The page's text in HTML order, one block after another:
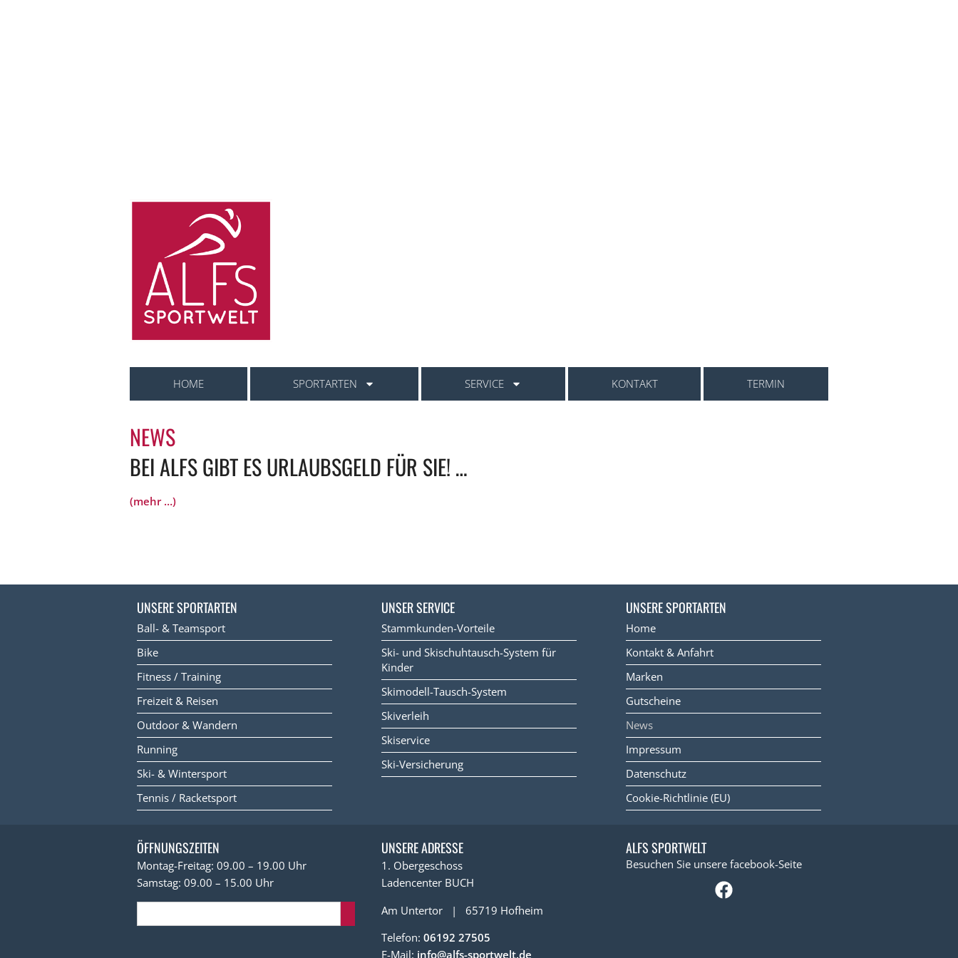
HOME SPORTARTEN SERVICE KONTAKT TERMIN
NEWS
BEI ALFS GIBT ES URLAUBSGELD FÜR SIE! …
(mehr …)
UNSERE SPORTARTEN
Ball- & Teamsport
Bike
Fitness / Training
Freizeit & Reisen
Outdoor & Wandern
Running
Ski- & Wintersport
Tennis / Racketsport
UNSER SERVICE
Stammkunden-Vorteile
Ski- und Skischuhtausch-System für
Kinder
Skimodell-Tausch-System
Skiverleih
Skiservice
Ski-Versicherung
UNSERE SPORTARTEN
Home
Kontakt & Anfahrt
Marken
Gutscheine
News
Impressum
Datenschutz
Cookie-Richtlinie (EU)
ÖFFNUNGSZEITEN
Montag-Freitag: 09.00 – 19.00 Uhr
Samstag: 09.00 – 15.00 Uhr
UNSERE ADRESSE
1. Obergeschoss
Ladencenter BUCH
Am Untertor | 65719 Hofheim
Telefon: 06192 27505
E-Mail: info@alfs-sportwelt.de
ALFS SPORTWELT
Besuchen Sie unsere facebook-Seite